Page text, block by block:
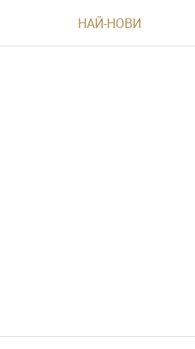
НАЙ-НОВИ